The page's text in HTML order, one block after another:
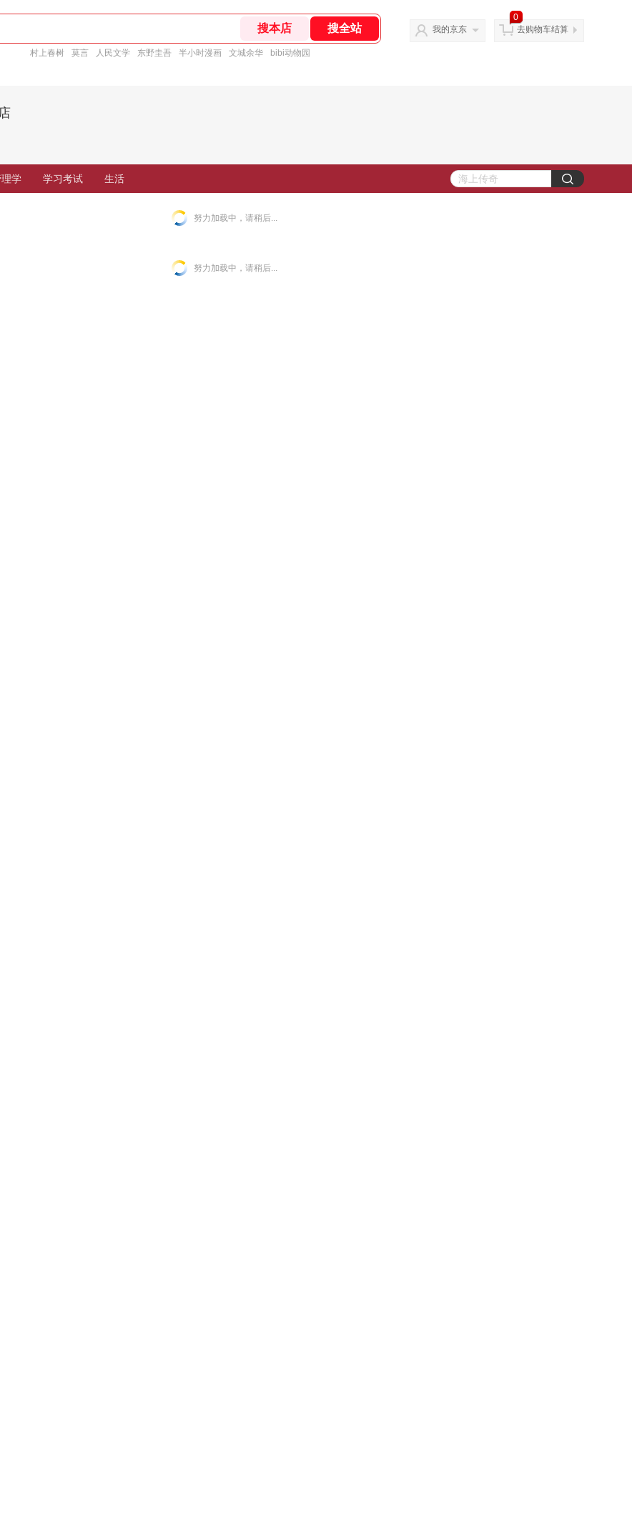
村上春树 莫言 人民文学 东野圭吾 半小时漫画 文城余华 bibi动物园
我的京东
0
去购物车结算
学 学习考试 生活
努力加载中，请稍后...
努力加载中，请稍后...